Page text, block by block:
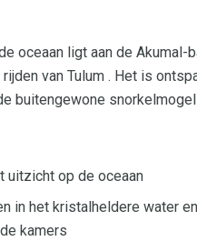
oceaan ligt aan de
van Tulum . Het is
buitengewone
uitzicht op de oceaan
in het kristalheldere water
kamers